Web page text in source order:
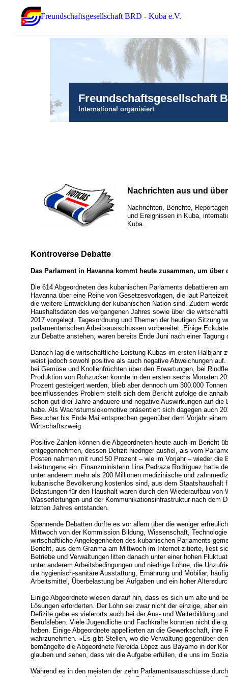
Freundschaftsgesellschaft BRD - Kuba e.V.
Freundschaftsgesellschaft
International organisiert
Nachrichten aus und
Nachrichten, Berichte,
und Ereignissen in Kuba,
Kuba.
Kontroverse Debatte
Das Parlament in Havanna kommt heute zusammen, um
Die 614 Abgeordneten des kubanischen Parlaments debattieren
Havanna über eine Reihe von Gesetzesvorlagen, die laut
die weitere Entwicklung der kubanischen Nation sind. Zudem
Haushaltsdaten des vergangenen Jahres sowie über die
2017 vorgelegt. Tagesordnung und Themen der heutigen Sitzung
parlamentarischen Arbeitsausschüssen vorbereitet. Einige
zur Debatte anstehen, waren bereits Ende Juni nach einer
Danach lag die wirtschaftliche Leistung Kubas im ersten Halbjahr
weist jedoch sowohl positive als auch negative Abweichungen
bei Gemüse und Knollenfrüchten über den Erwartungen, bei
Produktion von Rohzucker konnte in den ersten sechs Monaten
Prozent gesteigert werden, blieb aber dennoch um 300.000
beeinflussendes Problem stellt sich dem Bericht zufolge die
schon gut drei Jahre andauere und negative Auswirkungen auf
habe. Als Wachstumslokomotive präsentiert sich dagegen auch
Besucher bis Ende Mai entsprechen gegenüber dem Vorjahr
Wirtschaftszweig.
Positive Zahlen können die Abgeordneten heute auch im Bericht
entgegennehmen, dessen Defizit niedriger ausfiel, als vom
Posten nahmen mit rund 50 Prozent – wie im Vorjahr – wieder die
Leistungen« ein. Finanzministerin Lina Pedraza Rodríguez hatte
unter anderem mehr als 200 Millionen medizinische und
kubanische Bevölkerung kostenlos sind, aus dem Staatshaushalt
Belastungen für den Haushalt waren durch den Wiederaufbau von
Wasserleitungen und der Kommunikationsinfrastruktur nach dem
letzten Jahres entstanden.
Spannende Debatten dürfte es vor allem über die weniger
Mittwoch von der Kommission Bildung, Wissenschaft,
wirtschaftliche Angelegenheiten des kubanischen Parlaments
Bericht, aus dem Granma am Mittwoch im Internet zitierte, liest
Betriebe und Verwaltungen litten danach unter einer hohen
unter anderem Arbeitsbedingungen und niedrige Löhne, die
die hygienisch-sanitäre Ausstattung, Ernährung und Mobiliar,
Arbeitsmittel, Überbelastung bei Aufgaben und ein hoher
Einige Abgeordnete wiesen darauf hin, dass es sich um alte und
Lösungen erforderten. Der Lohn sei zwar nicht der einzige, aber
Defizite gebe es vielerorts auch bei der Aus- und Weiterbildung
Berufsleben. Viele Jugendliche und Fachkräfte könnten nicht die
haben. Einige Abgeordnete appellierten an die Gewerkschaft, ihre
wahrzunehmen. »Es gibt Stellen, wo die Verwaltung gegenüber
bemängelte die Abgeordnete Nereida López aus Bayamo in der
glauben und sehen, dass wir die Aufgabe erfüllen, die uns im
Während es in den meisten der zehn Parlamentsausschüsse